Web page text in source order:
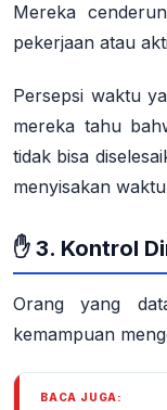
Mereka
pekerjaan atau
Persepsi waktu
mereka tahu
tidak bisa
menyisakan
✋ 3. Kontrol
Orang yang
kemampuan
BACA JUGA: